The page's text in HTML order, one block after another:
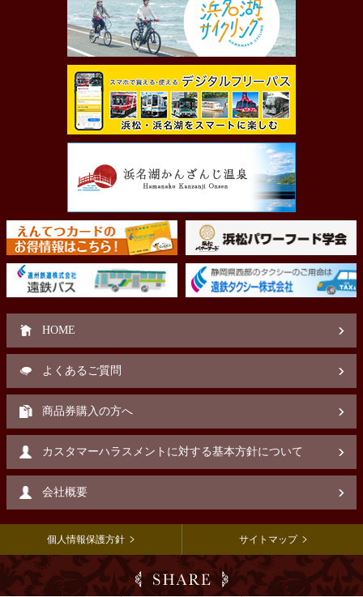
HOME
よくあるご質問
商品券購入の方へ
カスタマーハラスメントに対する基本方針について
会社概要
個人情報保護方針 サイトマップ